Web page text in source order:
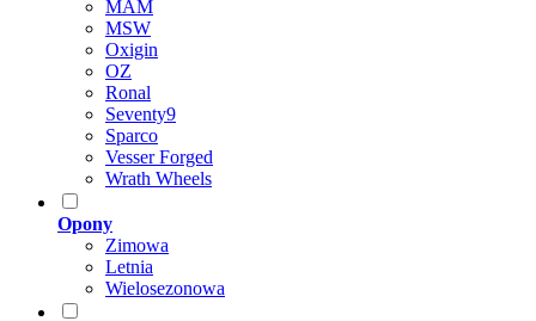
MAM
MSW
Oxigin
OZ
Ronal
Seventy9
Sparco
Vesser Forged
Wrath Wheels
Opony
Zimowa
Letnia
Wielosezonowa